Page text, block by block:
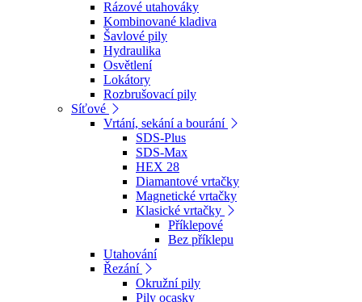
Rázové utahováky
Kombinované kladiva
Šavlové pily
Hydraulika
Osvětlení
Lokátory
Rozbrušovací pily
Síťové
Vrtání, sekání a bourání
SDS-Plus
SDS-Max
HEX 28
Diamantové vrtačky
Magnetické vrtačky
Klasické vrtačky
Příklepové
Bez příklepu
Utahování
Řezání
Okružní pily
Pily ocasky